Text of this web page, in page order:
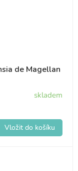
de Magellan
skladem